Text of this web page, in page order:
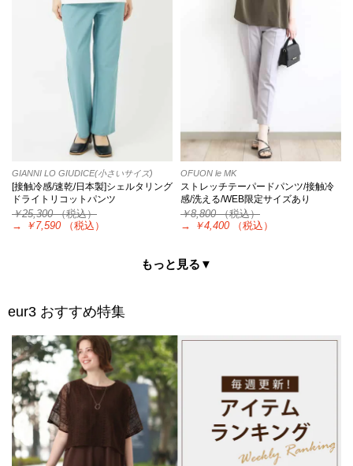
GIANNI LO GIUDICE(小さいサイズ)
[接触冷感/速乾/日本製]シェルタリング
ドライトリコットパンツ
￥25,300（税込）
→
￥7,590 （税込）
OFUON le MK
ストレッチテーパードパンツ/接触冷
感/洗える/WEB限定サイズあり
￥8,800（税込）
→
￥4,400 （税込）
もっと見る▼
eur3 おすすめ特集